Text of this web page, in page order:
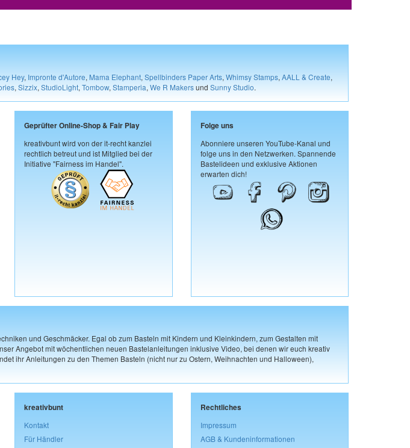
Hey, Impronte d'Autore, Mama Elephant, Spellbinders Paper Arts, Whimsy Stamps, AALL & Create,
, Sizzix, StudioLight, Tombow, Stamperia, We R Makersund Sunny Studio.
Geprüfter Online-Shop & Fair Play
kreativbunt wird von der it-recht kanzlei
rechtlich betreut und ist Mitglied bei der
Initiative "Fairness im Handel".
Folge uns
Abonniere unseren YouTube-Kanal und
folge uns in den Netzwerken. Spannende
Bastelideen und exklusive Aktionen
erwarten dich!
und Geschmäcker. Egal ob zum Basteln mit Kindern und Kleinkindern, zum Gestalten mit
Angebot mit wöchentlichen neuen Bastelanleitungen inklusive Video, bei denen wir euch kreativ
ihr Anleitungen zu den Themen Basteln (nicht nur zu Ostern, Weihnachten und Halloween),
kreativbunt
Kontakt
Für Händler
Rechtliches
Impressum
AGB & Kundeninformationen